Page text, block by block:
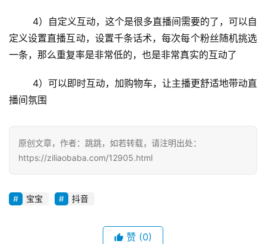
定义设置直播互动，设置千条话术，每次每个粉丝随机挑选
一条，那么重复率是非常低的，也是非常真实的互动了
播间氛围
原创文章，作者：跳跳，如若转载，请注明出处：
https://ziliaobaba.com/12905.html
宝宝 抖音
赞 (0)